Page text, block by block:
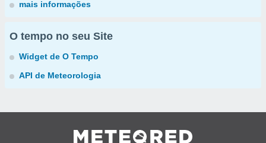
mais informações
O tempo no seu Site
Widget de O Tempo
API de Meteorologia